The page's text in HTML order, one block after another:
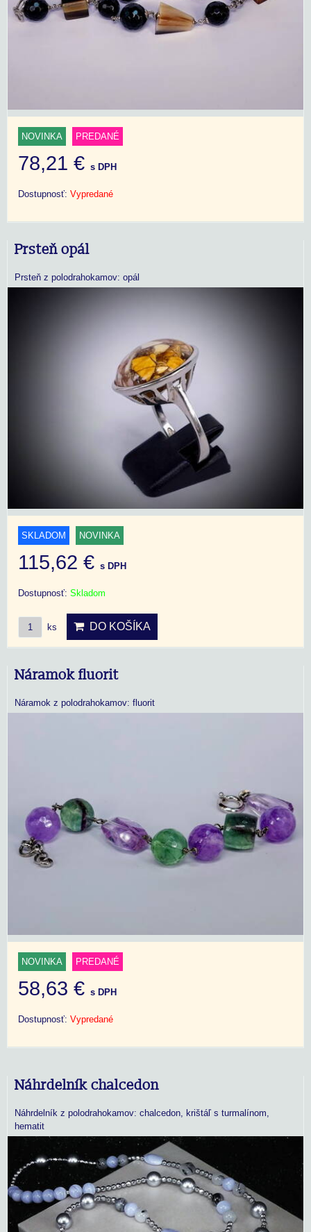
NOVINKA PREDANÉ
78,21 € s DPH
Dostupnosť: Vypredané
Prsteň opál
Prsteň z polodrahokamov: opál
SKLADOM NOVINKA
115,62 € s DPH
Dostupnosť: Skladom
ks DO KOŠÍKA
Náramok fluorit
Náramok z polodrahokamov: fluorit
NOVINKA PREDANÉ
58,63 € s DPH
Dostupnosť: Vypredané
Náhrdelník chalcedon
Náhrdelník z polodrahokamov: chalcedon, krištáľ s turmalínom,
hematit